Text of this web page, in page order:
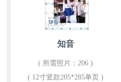
知音
( 所需照片：206 )
( 12寸竖款205*285单页 )